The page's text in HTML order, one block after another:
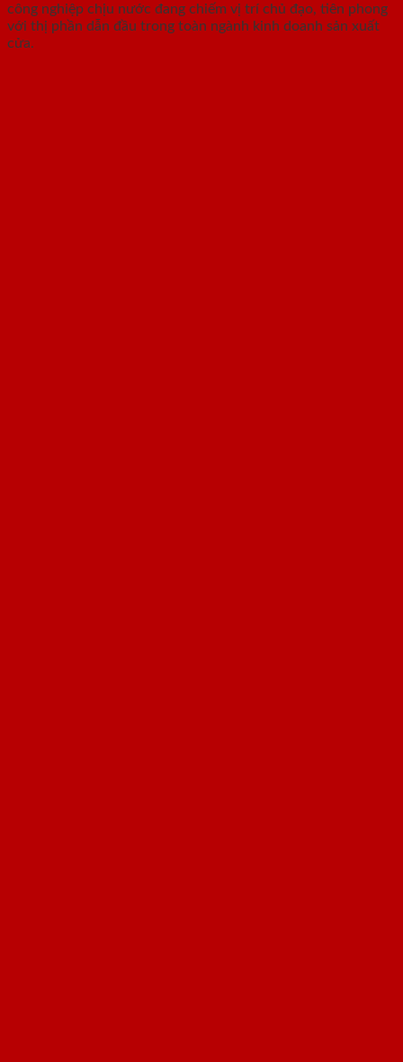
công nghiệp chịu nước đang chiếm vị trí chủ đạo, tiên phong
với thị phần dẫn đầu trong toàn ngành kinh doanh sản xuất
cửa.